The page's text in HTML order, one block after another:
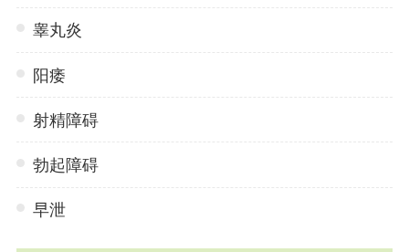
睾丸炎
阳痿
射精障碍
勃起障碍
早泄